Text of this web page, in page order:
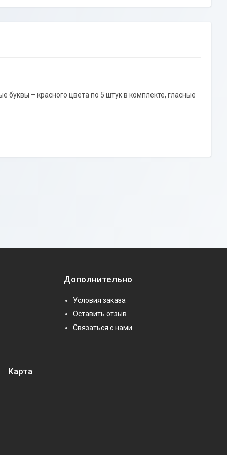
– красного цвета по 5 штук в комплекте, гласные
Дополнительно
Условия заказа
Оставить отзыв
Связаться с нами
Карта